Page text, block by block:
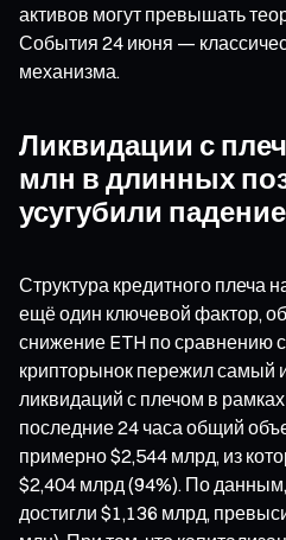
активов могут превышать
События 24 июня —
механизма.
Ликвидации с
млн в длинных
усугубили
Структура кредитного плеча
ещё один ключевой фактор,
снижение ETH по сравнению
крипторынок пережил самый
ликвидаций с плечом в
последние 24 часа общий
примерно $2,544 млрд, из
$2,404 млрд (94%). По
достигли $1,136 млрд,